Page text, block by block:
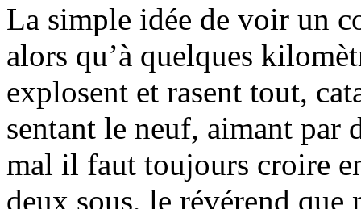
La simple idée de voir un
alors qu’à quelques
explosent et rasent tout,
sentant le neuf, aimant par
mal il faut toujours croire
deux sous, le révérend